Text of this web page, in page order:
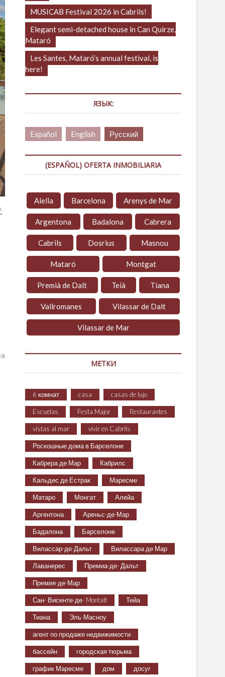
MUSICAB Festival 2026 in Cabrils!
Elegant semi-detached house in Can Quirze,
Mataró
Les Santes, Mataró’s annual festival, is
here!
ЯЗЫК:
Español English Русский
(ESPAÑOL) OFERTA INMOBILIARIA
Alella Barcelona Arenys de Mar
Argentona Badalona Cabrera
Cabrils Dosrius Masnou
Mataró Montgat
Premià de Dalt Teià Tiana
Vallromanes Vilassar de Dalt
Vilassar de Mar
МЕТКИ
6 комнат casa casas de lujo
Escuelas Festa Major Restaurantes
vistas al mar vivir en Cabrils
Роскошные дома в Барселоне
Кабрера де Мар Кабрилс
Кальдес де Естрак Маресме
Матаро Монгат Алейа
Аргентона Ареньс-де-Мар
Бадалона Барселоне
Вилассар-де-Дальт Вилассара де Мар
Лаванерес Премиа-де- Дальт
Премия-де-Мар
Сан- Висенте-де- Montalt Тейа
Тиана Эль-Масноу
агент по продаже недвижимости
бассейн городская тюрьма
график Маресме дом досуг